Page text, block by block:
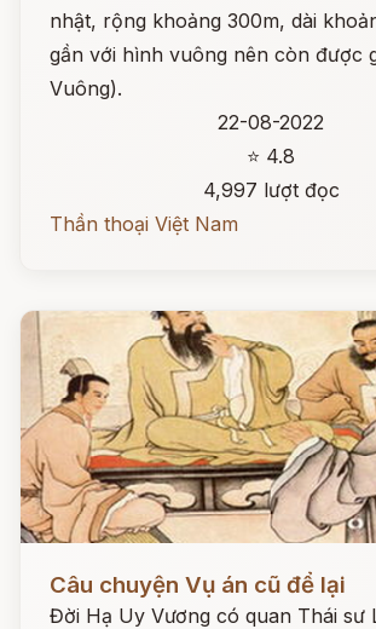
nhật, rộng khoảng 300m, dài
gần với hình vuông nên còn được
Vuông).
22-08-2022
⭐ 4.8
4,997 lượt đọc
Thần thoại Việt Nam
Câu chuyện Vụ án cũ để lại
Đời Hạ Uy Vương có quan Thái sư